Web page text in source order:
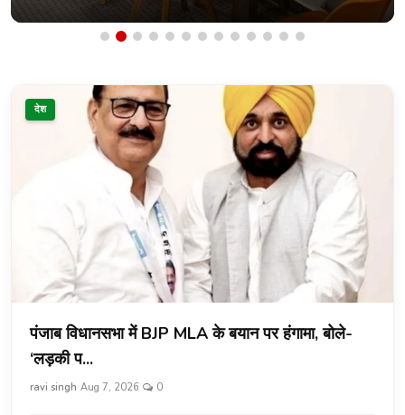
विदेश
खेल
लाइफस्टाइल
गैलरी
Hindi
देश
पंजाब विधानसभा में BJP MLA के बयान पर हंगामा, बोले-
‘लड़की प...
ravi singh Aug 7, 2026 0